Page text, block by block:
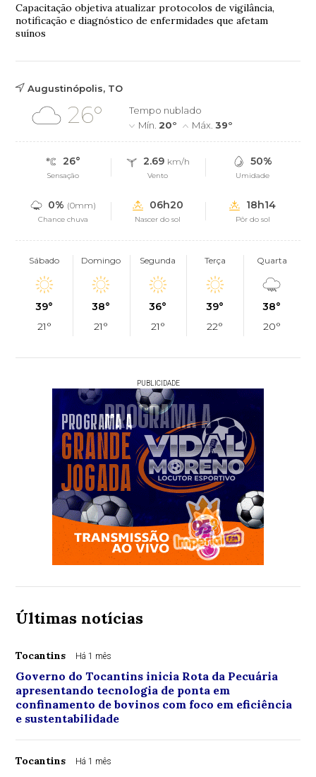
Capacitação objetiva atualizar protocolos de vigilância,
notificação e diagnóstico de enfermidades que afetam
suínos
Augustinópolis, TO
26°
Tempo nublado
Mín.20° Máx.39°
26°
Sensação
2.69 km/h
Vento
50%
Umidade
0% (0mm)
Chance chuva
06h20
Nascer do sol
18h14
Pôr do sol
Sábado
39°
21°
Domingo
38°
21°
Segunda
36°
21°
Terça
39°
22°
Quarta
38°
20°
PUBLICIDADE
Últimas notícias
Tocantins Há 1 mês
Governo do Tocantins inicia Rota da Pecuária
apresentando tecnologia de ponta em
confinamento de bovinos com foco em eficiência
e sustentabilidade
Tocantins Há 1 mês